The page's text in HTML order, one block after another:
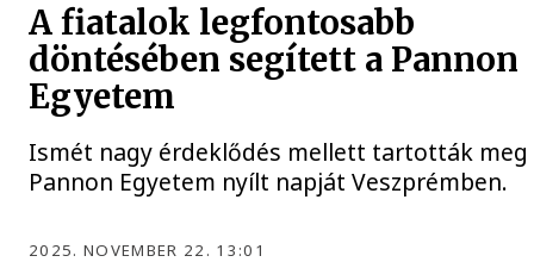
A fiatalok legfontosabb
döntésében segített a Pannon
Egyetem
Ismét nagy érdeklődés mellett tartották meg
Pannon Egyetem nyílt napját Veszprémben.
2025. NOVEMBER 22. 13:01